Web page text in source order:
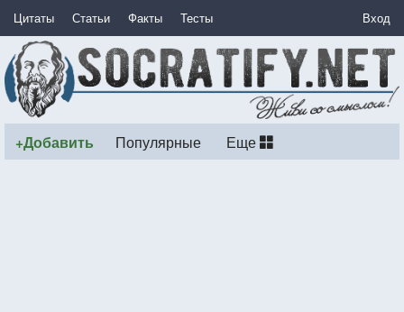
Цитаты Статьи Факты Тесты Вход
+Добавить Популярные Еще